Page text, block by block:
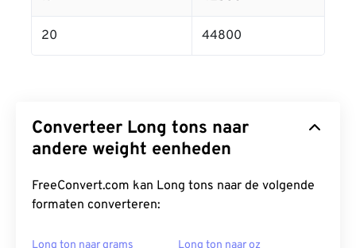
20 44800
Converteer Long tons naar
andere weight eenheden
FreeConvert.com kan Long tons naar de volgende
formaten converteren:
Long ton naar grams Long ton naar oz